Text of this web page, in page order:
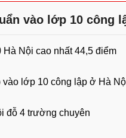
vào lớp 10 công
Nội cao nhất 44,5 điểm
vào lớp 10 công lập ở Hà
đỗ 4 trường chuyên